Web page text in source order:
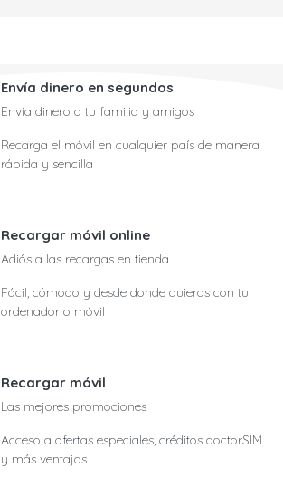
Envía dinero en segundos
Envía dinero a tu familia y amigos
Recarga el móvil en cualquier país de manera
rápida y sencilla
Recargar móvil online
Adiós a las recargas en tienda
Fácil, cómodo y desde donde quieras con tu
ordenador o móvil
Recargar móvil
Las mejores promociones
Acceso a ofertas especiales, créditos doctorSIM
y más ventajas